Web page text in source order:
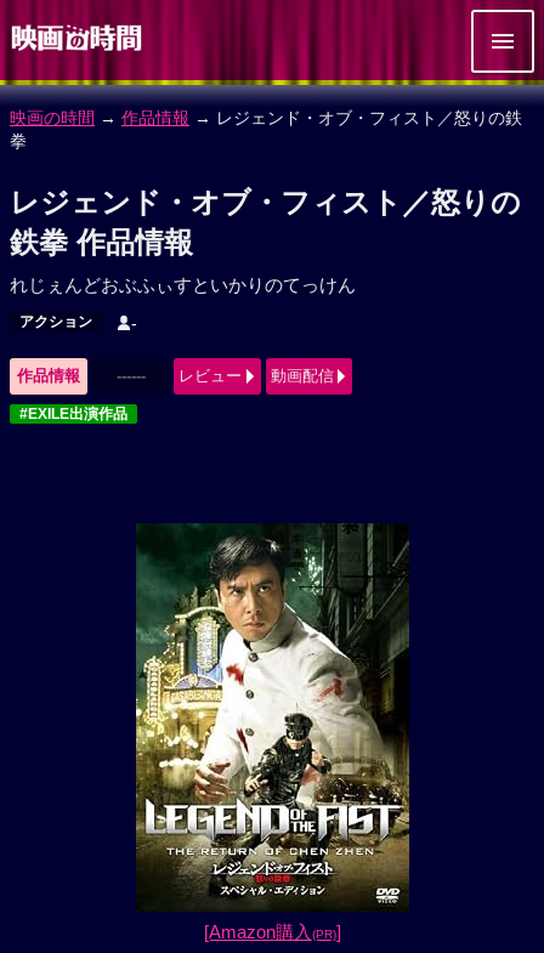
映画の時間 → 作品情報 → レジェンド・オブ・フィスト／怒りの鉄
拳
レジェンド・オブ・フィスト／怒りの
鉄拳 作品情報
れじぇんどおぶふぃすといかりのてっけん
アクション -
作品情報 ------ レビュー 動画配信
#EXILE出演作品
[Amazon購入 (PR)]